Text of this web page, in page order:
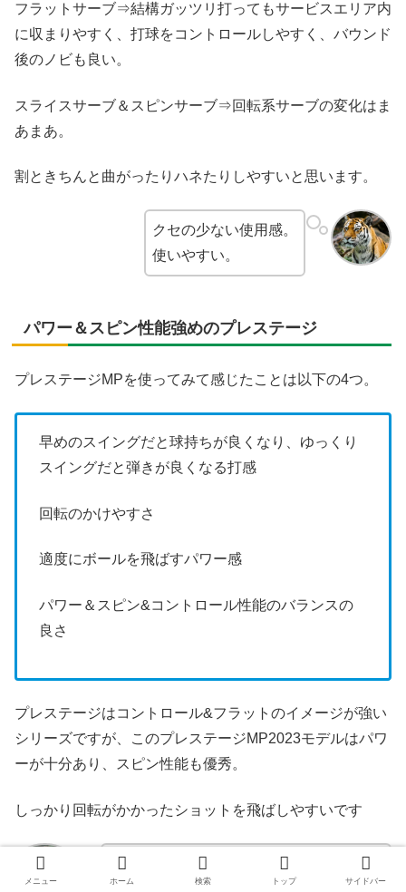
フラットサーブ⇒結構ガッツリ打ってもサービスエリア内
に収まりやすく、打球をコントロールしやすく、バウンド
後のノビも良い。
スライスサーブ＆スピンサーブ⇒回転系サーブの変化はま
あまあ。
割ときちんと曲がったりハネたりしやすいと思います。
クセの少ない使用感。
使いやすい。
パワー＆スピン性能強めのプレステージ
プレステージMPを使ってみて感じたことは以下の4つ。
早めのスイングだと球持ちが良くなり、ゆっくり
スイングだと弾きが良くなる打感
回転のかけやすさ
適度にボールを飛ばすパワー感
パワー＆スピン&コントロール性能のバランスの
良さ
プレステージはコントロール&フラットのイメージが強い
シリーズですが、このプレステージMP2023モデルはパワ
ーが十分あり、スピン性能も優秀。
しっかり回転がかかったショットを飛ばしやすいです
メニュー ホーム 検索 トップ サイドバー